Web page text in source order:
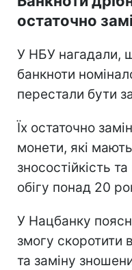
остаточно
У НБУ нагадали,
банкноти
перестали бути
Їх остаточно
монети, які
зносостійкість
обігу понад 20
У Нацбанку
змогу скоротити
та заміну